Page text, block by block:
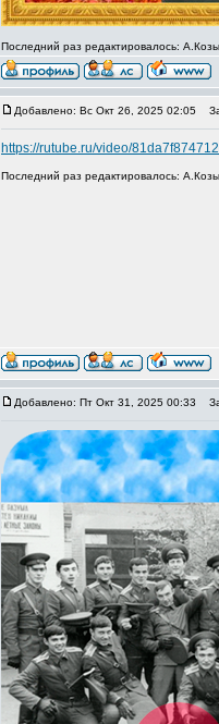
Последний раз редактировалось:
Добавлено: Вс Окт 26, 2025 02:05
https://rutube.ru/video/
Последний раз редактировалось:
Добавлено: Пт Окт 31, 2025 00:33